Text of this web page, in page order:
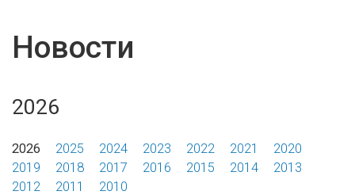
Новости
2026
2026 2025 2024 2023 2022 2021
2020
2019
2018 2017 2016 2015 2014
2013
2012
2011 2010